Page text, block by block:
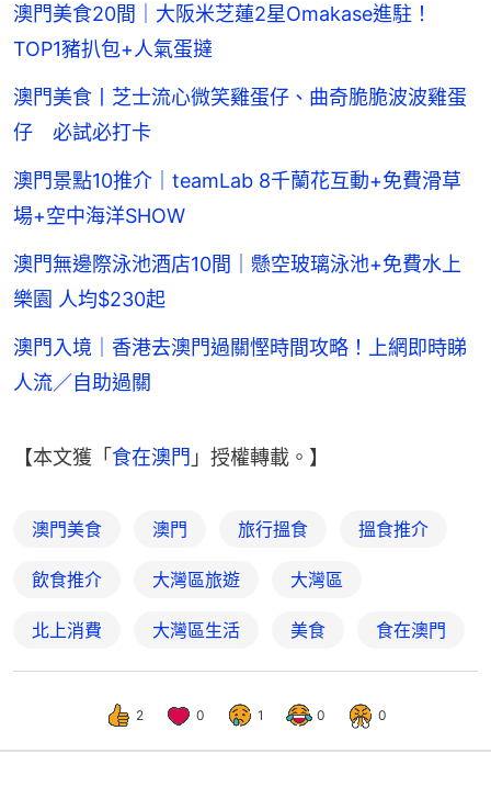
澳門美食20間｜大阪米芝蓮2星Omakase進駐！
TOP1豬扒包+人氣蛋撻
澳門美食丨芝士流心微笑雞蛋仔、曲奇脆脆波波雞蛋
仔 必試必打卡
澳門景點10推介｜teamLab 8千蘭花互動+免費滑草
場+空中海洋SHOW
澳門無邊際泳池酒店10間｜懸空玻璃泳池+免費水上
樂園 人均$230起
澳門入境｜香港去澳門過關慳時間攻略！上網即時睇
人流／自助過關
【本文獲「食在澳門 」授權轉載。】
澳門美食 澳門 旅行搵食 搵食推介
飲食推介 大灣區旅遊 大灣區
北上消費 大灣區生活 美食 食在澳門
2 0 1 0 0